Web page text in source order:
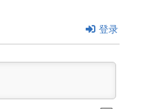
登录